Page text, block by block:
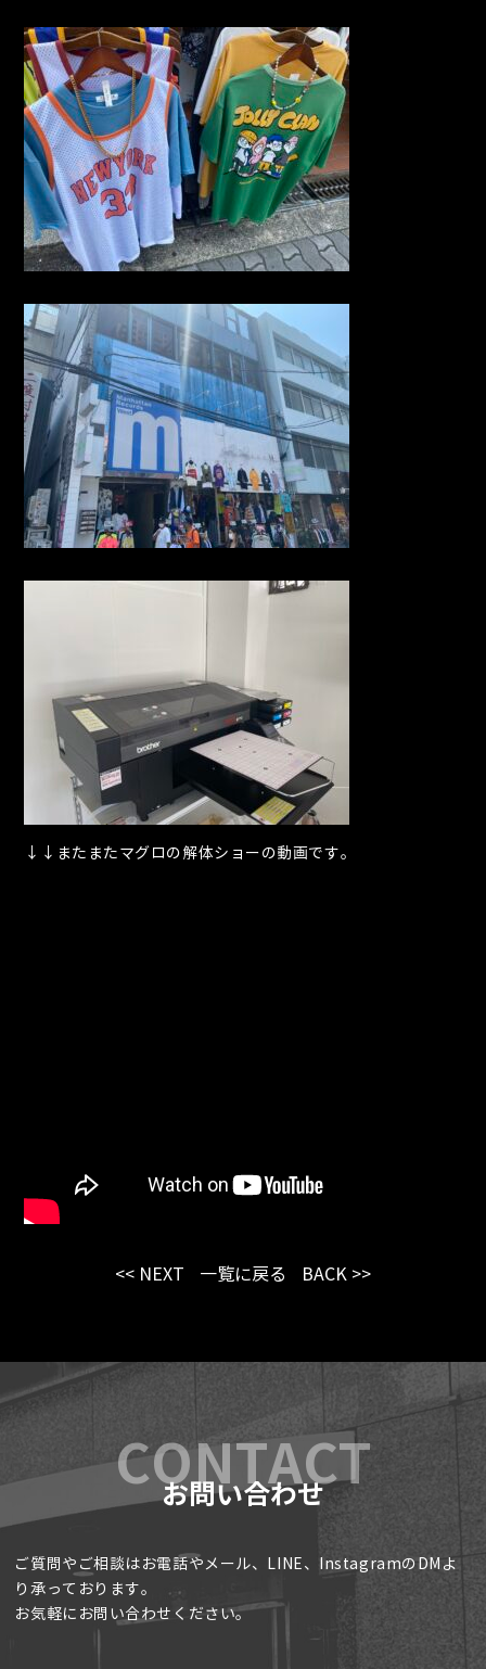
↓↓またまたマグロの解体ショーの動画です。
<< NEXT 一覧に戻る BACK >>
お問い合わせ
ご質問やご相談はお電話やメール、LINE、InstagramのDMよ
り承っております。
お気軽にお問い合わせください。